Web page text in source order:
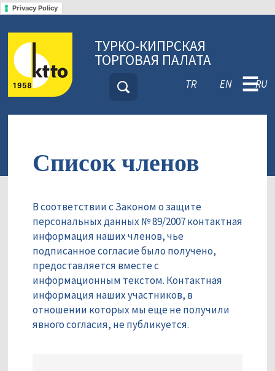
Privacy Policy
ТУРКО-КИПРСКАЯ
ТОРГОВАЯ ПАЛАТА
TR EN RU
☰
Список членов
В соответствии с Законом о защите
персональных данных № 89/2007 контактная
информация наших членов, чье
подписанное согласие было получено,
предоставляется вместе с
информационным текстом. Контактная
информация наших участников, в
отношении которых мы еще не получили
явного согласия, не публикуется.